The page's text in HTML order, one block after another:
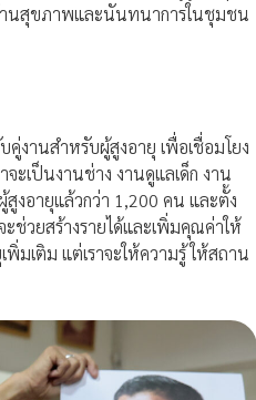
นสุขภาพและนันทนาการในชุมชน
านสำหรับผู้สูงอายุ เพื่อเชื่อมโยง
ะเป็นงานช่าง งานดูแลเด็ก งาน
งอายุแล้วกว่า 1,200 คน และตั้ง
ช่วยสร้างรายได้และเพิ่มคุณค่าให้
มเติม แต่เราจะให้ความรู้ ให้สถาน